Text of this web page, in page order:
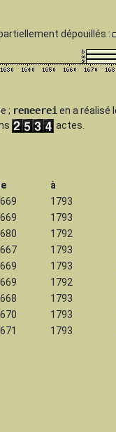
dépouillés :
; reneerei en a réalisé
actes.
à
1793
1793
1792
1793
1793
1792
1793
1793
1793